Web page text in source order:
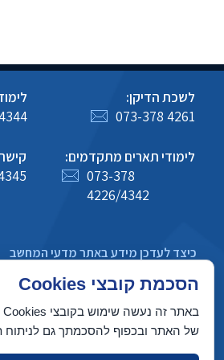
לשכת הדיקן:
073-378 4261
לימודי תארים מתקדמים:
073-378
4226/4342
כיצד לעדכן מידע באתר מדעי המחשב
מדיניות פרטיות הסכמת קובצי Cookies
של האתר ובכפוף להסכמתך גם לניתוח